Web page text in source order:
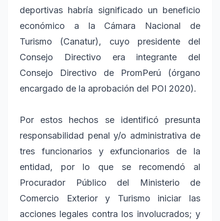
deportivas habría significado un beneficio
económico a la Cámara Nacional de
Turismo (Canatur), cuyo presidente del
Consejo Directivo era integrante del
Consejo Directivo de PromPerú (órgano
encargado de la aprobación del POI 2020).
Por estos hechos se identificó presunta
responsabilidad penal y/o administrativa de
tres funcionarios y exfuncionarios de la
entidad, por lo que se recomendó al
Procurador Público del Ministerio de
Comercio Exterior y Turismo iniciar las
acciones legales contra los involucrados; y